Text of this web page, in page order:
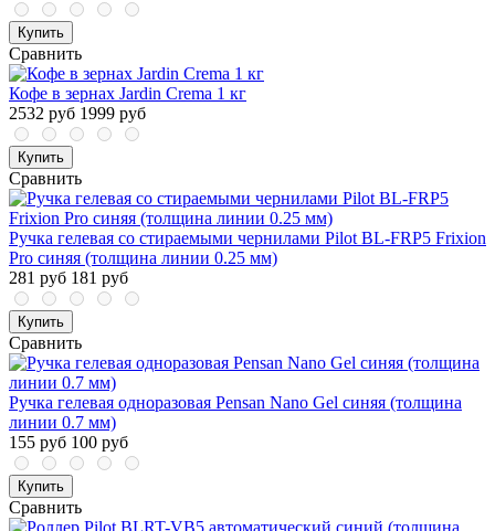
Купить
Сравнить
Кофе в зернах Jardin Crema 1 кг
2532 руб 1999 руб
Купить
Сравнить
Ручка гелевая со стираемыми чернилами Pilot BL-FRP5 Frixion
Pro синяя (толщина линии 0.25 мм)
281 руб 181 руб
Купить
Сравнить
Ручка гелевая одноразовая Pensan Nano Gel синяя (толщина
линии 0.7 мм)
155 руб 100 руб
Купить
Сравнить